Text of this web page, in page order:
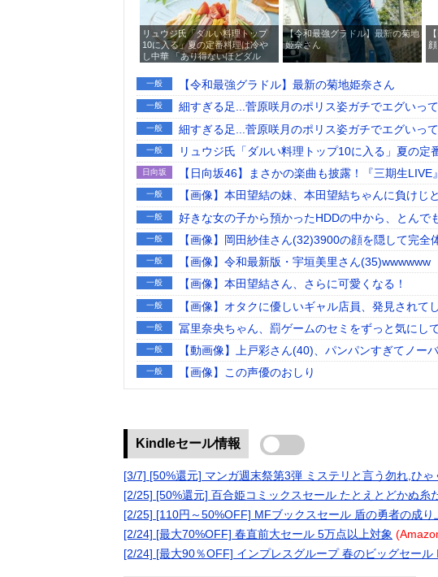
リュウジ氏「ダルい料理トップ
10に入る」夏の定番料理は冷や
し中華 「あり得ないほどダル
【令和最強グラドル】最新の菊地
姫奈さん
一般 【令和最強グラドル】最新の菊地姫奈さん
一般 細すぎる足...菅原咲月のポリス姿ガチでエグいって
一般 細すぎる足...菅原咲月のポリス姿ガチでエグいって
一般 リュウジ氏「ダルい料理トップ10に入る」夏の定
日向坂 【日向坂46】まさかの楽曲も披露！『三期生
一般 【画像】本田望結の妹、本田望結ちゃんに負けじ
一般 好きな女の子から預かったHDDの中から、とんで
一般 【画像】岡田紗佳さん(32)3900の顔を隠して完全
一般 【画像】令和最新版・宇垣美里さん(35)wwwwww
一般 【画像】本田望結さん、さらに可愛くなる！
一般 【画像】オタクに優しいギャル店員、発見されて
一般 冨里奈央ちゃん、罰ゲームのセミをずっと気にし
一般 【動画像】上戸彩さん(40)、パンパンすぎてノー
一般 【画像】この声優のおしり
一般 古き良きロールプレイングゲームにありがちな事
一般 ダレノガレ明美さん、梨農家支援に続き熊本入りｗ
一般 古き良きロールプレイングゲームにありがちな事
一般
【画像】銭湯の女性従業員「失礼しまーす！！」
一般 ドラマのネタバレを求めてくる長嶋凛桜ちゃんワ
Kindleセール情報
[3/7] [50%還元] マンガ週末祭第3弾 ミステリと言う勿れ,ひ
[2/25] [50%還元] 百合姫コミックスセール たとえとどかぬ糸
[2/25] [110円～50%OFF] MFブックスセール 盾の勇者の成り
[2/24] [最大70%OFF] 春直前大セール 5万点以上対象
[2/24] [最大90％OFF] インプレスグループ 春のビッグセール